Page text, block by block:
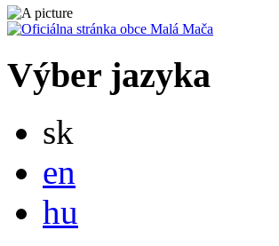
Výber jazyka
sk
en
hu